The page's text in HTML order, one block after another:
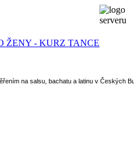
ŽENY - KURZ TANCE
na salsu, bachatu a latinu v Českých